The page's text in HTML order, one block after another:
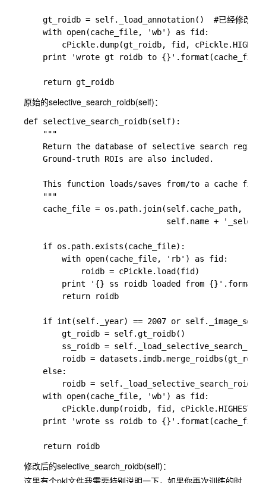
gt_roidb = self._load_annotation()  #已经修改，
    with open(cache_file, 'wb') as fid:
cPickle.dump(gt_roidb, fid,
    print 'wrote gt roidb to {}'.format(cache_file)
原始的selective_search_roidb(self)：
def selective_search_roidb(self):
    """
Return the database of selective search
    Ground-truth ROIs are also included.
This function loads/saves from/to a cache file
    """
    cache_file = os.path.join(self.cache_path,
self.name +
    if os.path.exists(cache_file):
        with open(cache_file, 'rb') as fid:
            roidb = cPickle.load(fid)
print '{} ss roidb loaded from
        return roidb
if int(self._year) == 2007 or self._image_set
        gt_roidb = self.gt_roidb()
ss_roidb =
roidb =
    else:
roidb =
    with open(cache_file, 'wb') as fid:
cPickle.dump(roidb, fid,
    print 'wrote ss roidb to {}'.format(cache_file)
修改后的selective_search_roidb(self)：
这里有个pkl文件我需要特别说明一下，如果你再次训练的时